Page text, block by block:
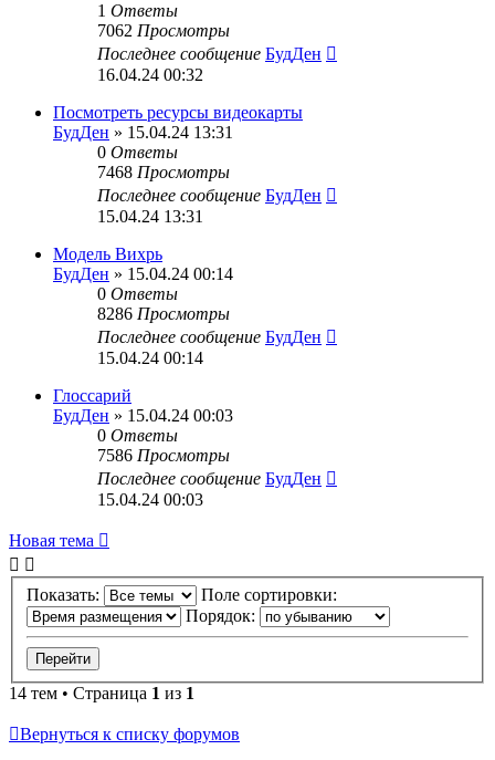
1 Ответы
7062 Просмотры
Последнее сообщение БудДен
16.04.24 00:32
Посмотреть ресурсы видеокарты
БудДен » 15.04.24 13:31
0 Ответы
7468 Просмотры
Последнее сообщение БудДен
15.04.24 13:31
Модель Вихрь
БудДен » 15.04.24 00:14
0 Ответы
8286 Просмотры
Последнее сообщение БудДен
15.04.24 00:14
Глоссарий
БудДен » 15.04.24 00:03
0 Ответы
7586 Просмотры
Последнее сообщение БудДен
15.04.24 00:03
Новая тема
Показать:
Поле сортировки:
Порядок:
14 тем • Страница 1 из 1
Вернуться к списку форумов